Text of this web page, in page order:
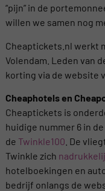
“pijn” in de
willen we samen nog
Cheaptickets.nl werkt
Volendam. Leden van
korting via de website
Cheaphotels en
Cheaptickets is
huidige nummer 6 in
de Twinkle100 . De
Twinkle zich
hotelboekingen en
bedrijf onlangs de